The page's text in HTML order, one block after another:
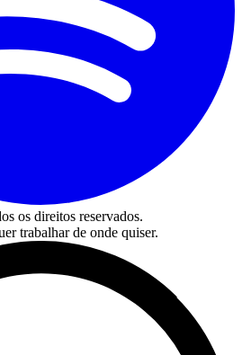
os direitos reservados.
trabalhar de onde quiser.